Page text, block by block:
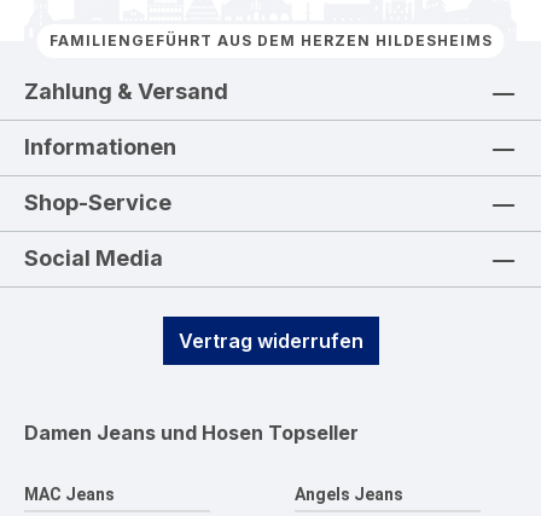
FAMILIENGEFÜHRT AUS DEM HERZEN HILDESHEIMS
Zahlung & Versand
Informationen
Shop-Service
Social Media
Vertrag widerrufen
Damen Jeans und Hosen Topseller
MAC Jeans Angels Jeans